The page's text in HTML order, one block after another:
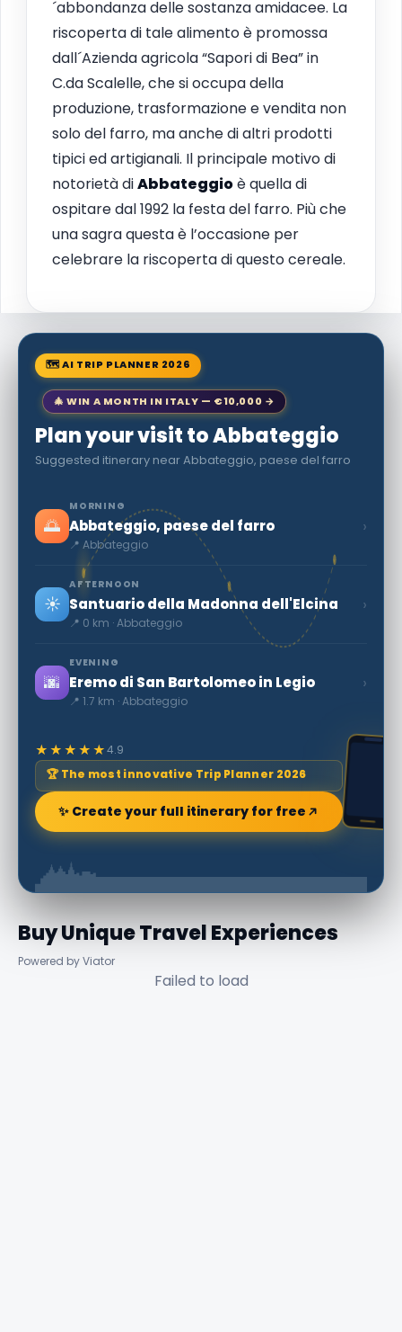
´abbondanza delle sostanza amidacee. La
riscoperta di tale alimento è promossa
dall´Azienda agricola “Sapori di Bea” in
C.da Scalelle, che si occupa della
produzione, trasformazione e vendita non
solo del farro, ma anche di altri prodotti
tipici ed artigianali. Il principale motivo di
notorietà diAbbateggioè quella di
ospitare dal 1992 la festa del farro. Più che
una sagra questa è l’occasione per
celebrare la riscoperta di questo cereale.
🗺 AI TRIP PLANNER 2026
🎄 WIN A MONTH IN ITALY — €10,000 →
Plan your visit to Abbateggio
Suggested itinerary near Abbateggio, paese del farro
🌅
MORNING
Abbateggio, paese del farro
📍 Abbateggio
›
☀️
AFTERNOON
Santuario della Madonna dell'Elcina
📍 0 km · Abbateggio
›
🌆
EVENING
Eremo di San Bartolomeo in Legio
📍 1.7 km · Abbateggio
›
★★★★★4.9
🏆 The most innovative Trip Planner 2026
✨ Create your full itinerary for free
Buy Unique Travel Experiences
Powered by Viator
Failed to load